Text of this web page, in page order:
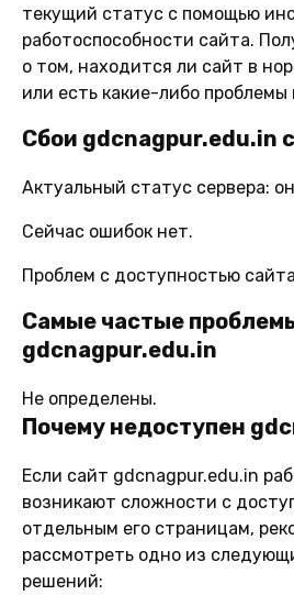
текущий статус с помощью
работоспособности сайта.
о том, находится ли сайт в
или есть какие-либо
Сбои gdcnagpur.edu.in
Актуальный статус сервера:
Сейчас ошибок нет.
Проблем с доступностью
Самые частые
gdcnagpur.edu.in
Не определены.
Почему недоступен
Если сайт gdcnagpur.edu.in
возникают сложности с
отдельным его страницам,
рассмотреть одно из
решений: